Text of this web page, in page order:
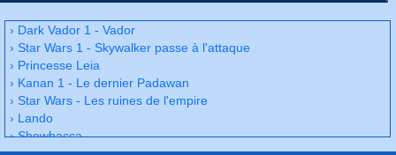
› Dark Vador 1 - Vador
› Star Wars 1 - Skywalker passe à l'attaque
› Princesse Leia
› Kanan 1 - Le dernier Padawan
› Star Wars - Les ruines de l'empire
› Lando
› Shewbacca